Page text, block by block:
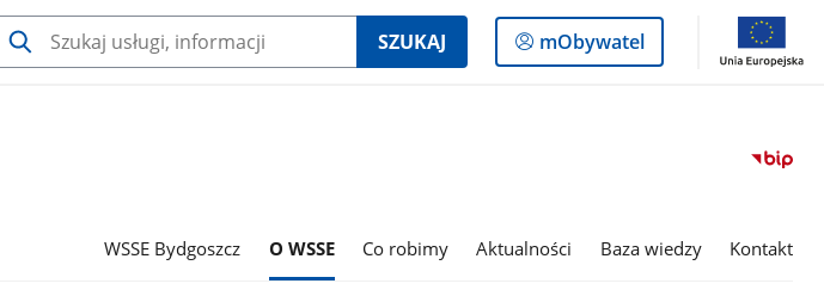
SZUKAJ
Logowanie
do
mObywatel
WSSE Bydgoszcz O WSSE Co robimy Aktualności Baza wiedzy Kontakt